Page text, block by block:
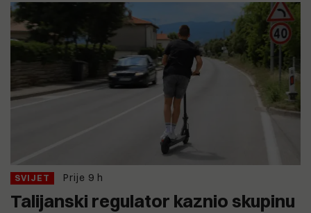
SVIJET Prije 9 h
Talijanski regulator kaznio skupinu